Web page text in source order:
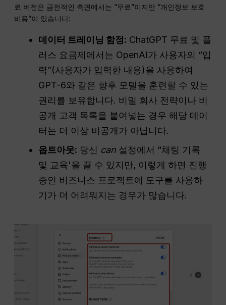
료 버전은 금전적인 측면에서는 “무료”이지만 “개인정보 보호
비용”이 있습니다:
데이터 트레이닝 함정: ChatGPT 무료 및 플
러스 요금제에서는 OpenAI가 사용자의 “입
력”(사용자가 입력한 내용)을 사용하여
GPT-6와 같은 향후 모델을 훈련할 수 있는
권리를 보유합니다. 비밀 회사 전략이나 비
공개 고객 목록을 붙여넣는 경우 해당 데이
터는 더 이상 비공개가 아닙니다.
옵트아웃: 당신 can 설정에서 “채팅 기록
및 교육'을 끌 수 있지만, 이렇게 하면 진행
중인 비즈니스 프로젝트에 도구를 사용하
기가 더 어려워지는 경우가 많습니다.